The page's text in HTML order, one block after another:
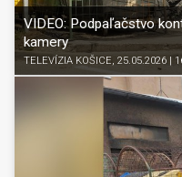
VIDEO: Podpaľačstvo
kamery
TELEVÍZIA KOŠICE, 25.05.2026 |